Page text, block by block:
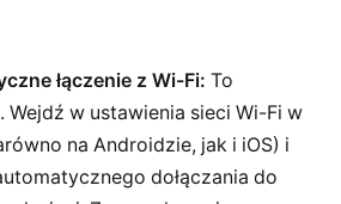
łączenie z Wi-Fi: To
Wejdź w ustawienia sieci Wi-Fi w
na Androidzie, jak i iOS) i
dołączania do